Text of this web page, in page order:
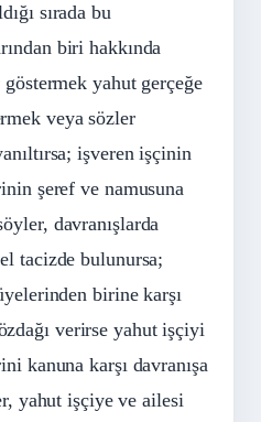
sırada bu
biri hakkında
yahut gerçeğe
veya sözler
işveren işçinin
şeref ve namusuna
davranışlarda
tacizde bulunursa;
birine karşı
verirse yahut işçiyi
kanuna karşı davranışa
yahut işçiye ve ailesi